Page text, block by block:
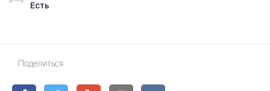
Есть
Поделиться: